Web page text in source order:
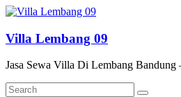
Skip
content
Villa Lembang 09
Jasa Sewa Villa Di Lembang Bandung